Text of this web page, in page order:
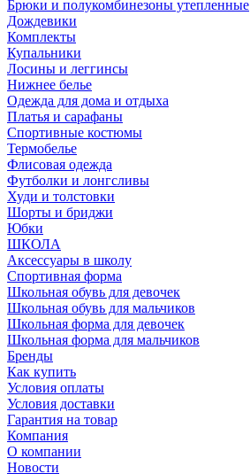
Брюки и полукомбинезоны утепленные
Дождевики
Комплекты
Купальники
Лосины и леггинсы
Нижнее белье
Одежда для дома и отдыха
Платья и сарафаны
Спортивные костюмы
Термобелье
Флисовая одежда
Футболки и лонгсливы
Худи и толстовки
Шорты и бриджи
Юбки
ШКОЛА
Аксессуары в школу
Спортивная форма
Школьная обувь для девочек
Школьная обувь для мальчиков
Школьная форма для девочек
Школьная форма для мальчиков
Бренды
Как купить
Условия оплаты
Условия доставки
Гарантия на товар
Компания
О компании
Новости